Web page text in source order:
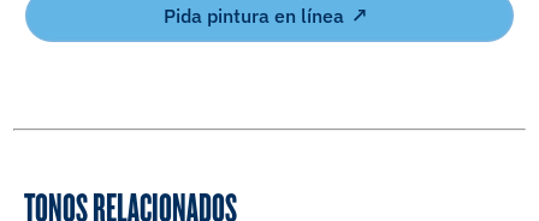
Pida pintura en línea
TONOS RELACIONADOS